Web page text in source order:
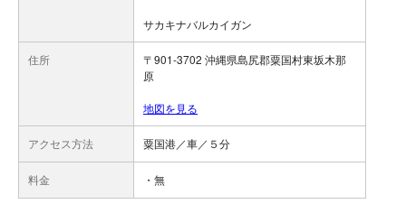
サカキナバルカイガン
住所
〒901-3702 沖縄県島尻郡粟国村東坂木那
原
地図を見る
アクセス方法 粟国港／車／５分
料金 ・無